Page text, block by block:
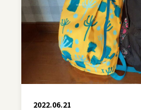
2022.06.21